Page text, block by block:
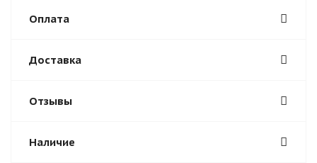
Оплата
Доставка
Отзывы
Наличие